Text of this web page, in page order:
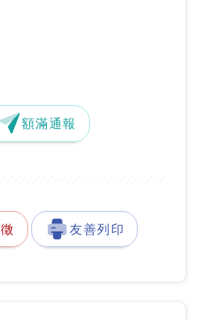
地址地圖『另開新視窗』
額滿通報
友善列印